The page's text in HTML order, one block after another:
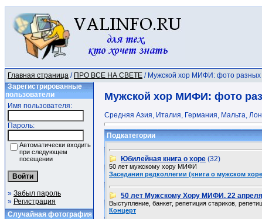
Главная страница / ПРО ВСЕ НА СВЕТЕ / Мужской хор МИФИ: фото разных
Зарегистрированные
пользователи
Имя пользователя:
Пароль:
Автоматически входить
при следующем
посещении
» Забыл пароль
» Регистрация
Случайная фотография
Мужской хор МИФИ: фото
Средняя Азия, Италия, Германия, Мальта,
Подкатегории
Юбилейная книга о хоре (32)
50 лет мужскому хору МИФИ
Заседания редколлегии (книга о мужском
50 лет Мужскому Хору МИФИ. 22
Выступление, банкет, репетиция стариков,
Концерт